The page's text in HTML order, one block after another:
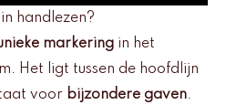
handlezen?
markering in het
Het ligt tussen de hoofdlijn
voor bijzondere gaven.